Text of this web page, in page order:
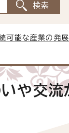
可能な産業の発
や交流